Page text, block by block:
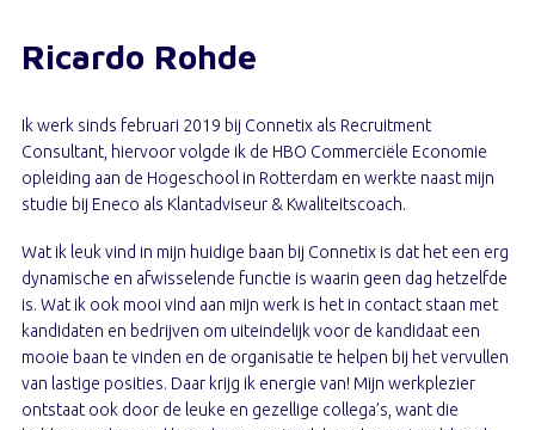
Ricardo Rohde
Ik werk sinds februari 2019 bij Connetix als Recruitment
Consultant, hiervoor volgde ik de HBO Commerciële Economie
opleiding aan de Hogeschool in Rotterdam en werkte naast mijn
studie bij Eneco als Klantadviseur & Kwaliteitscoach.
Wat ik leuk vind in mijn huidige baan bij Connetix is dat het een erg
dynamische en afwisselende functie is waarin geen dag hetzelfde
is. Wat ik ook mooi vind aan mijn werk is het in contact staan met
kandidaten en bedrijven om uiteindelijk voor de kandidaat een
mooie baan te vinden en de organisatie te helpen bij het vervullen
van lastige posities. Daar krijg ik energie van! Mijn werkplezier
ontstaat ook door de leuke en gezellige collega’s, want die